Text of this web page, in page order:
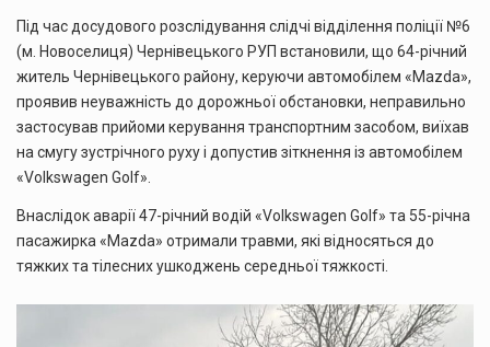
Під час досудового розслідування слідчі відділення поліції №6
(м. Новоселиця) Чернівецького РУП встановили, що 64-річний
житель Чернівецького району, керуючи автомобілем «Mazda»,
проявив неуважність до дорожньої обстановки, неправильно
застосував прийоми керування транспортним засобом, виїхав
на смугу зустрічного руху і допустив зіткнення із автомобілем
«Volkswagen Golf».
Внаслідок аварії 47-річний водій «Volkswagen Golf» та 55-річна
пасажирка «Mazda» отримали травми, які відносяться до
тяжких та тілесних ушкоджень середньої тяжкості.